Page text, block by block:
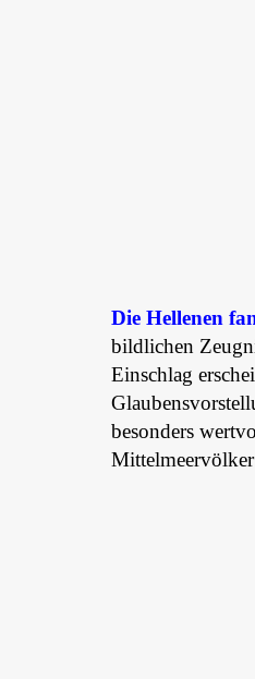
Die Hellenen
bildlichen
Einschlag
besonders